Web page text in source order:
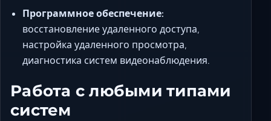
Программное обеспечение:
восстановление удаленного доступа,
настройка удаленного просмотра,
диагностика систем видеонаблюдения.
Работа с любыми типами
систем